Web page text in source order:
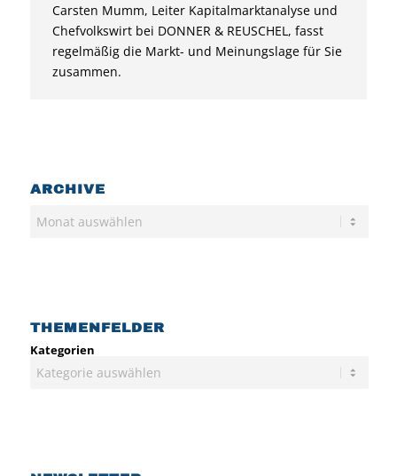
Carsten Mumm, Leiter Kapitalmarktanalyse und
Chefvolkswirt bei DONNER & REUSCHEL, fasst
regelmäßig die Markt- und Meinungslage für Sie
zusammen.
ARCHIVE
THEMENFELDER
Kategorien